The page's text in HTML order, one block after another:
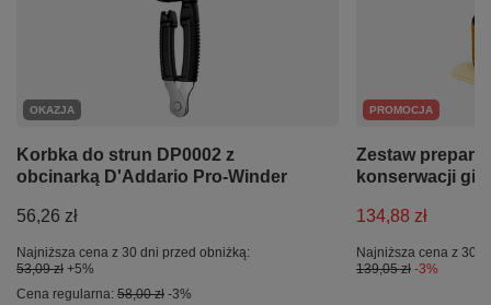
OKAZJA
Korbka do strun DP0002 z
obcinarką D'Addario Pro-Winder
56,26 zł
Najniższa cena z 30 dni przed obniżką:
53,09 zł +5%
Cena regularna: 58,00 zł -3%
PROMOCJA
Zestaw
konserwacji
134,88 zł
Najniższa cena z 30
139,05 zł -3%